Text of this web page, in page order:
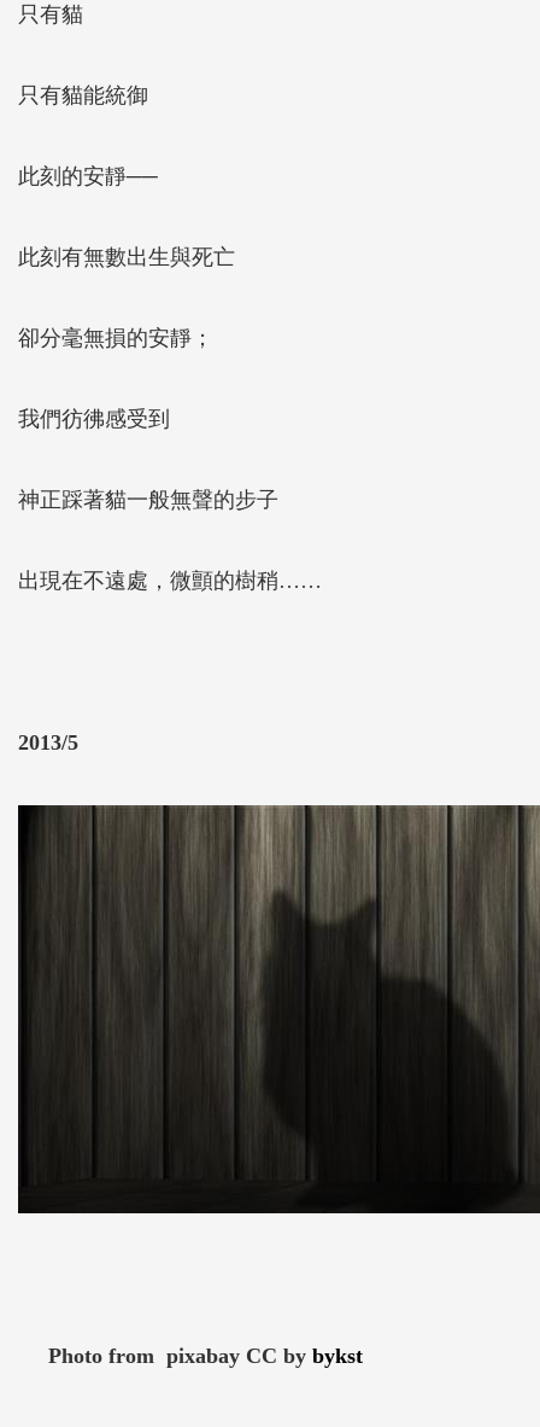
只有貓
只有貓能統御
此刻的安靜──
此刻有無數出生與死亡
卻分毫無損的安靜；
我們彷彿感受到
神正踩著貓一般無聲的步子
出現在不遠處，微顫的樹稍……
2013/5
Photo from pixabay CC by bykst